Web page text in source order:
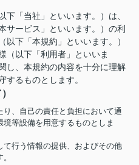
下「当社」といいます。）は、
サービス」といいます。）の利
以下「本規約」といいます。）
（以下「利用者」といいま
し、本規約の内容を十分に理解
するものとします。
、自己の責任と負担において通
等設備を用意するものとしま
行う情報の提供、およびその他